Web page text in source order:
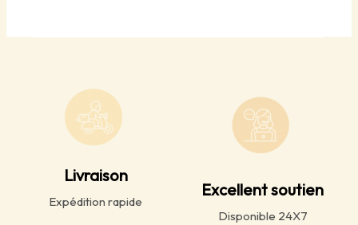
Livraison
Expédition rapide
Excellent soutien
Disponible 24X7